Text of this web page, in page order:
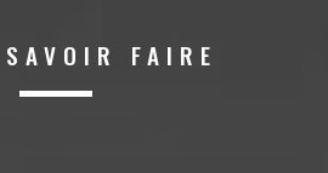
sur des terrains à contraintes,
FAIRE